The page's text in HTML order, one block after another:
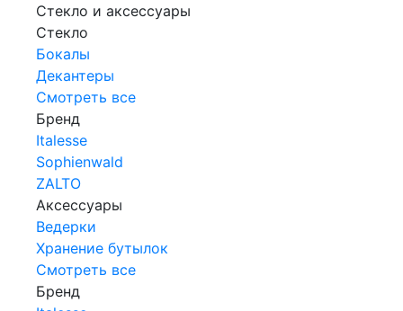
Стекло и аксессуары
Стекло
Бокалы
Декантеры
Смотреть все
Бренд
Italesse
Sophienwald
ZALTO
Аксессуары
Ведерки
Хранение бутылок
Смотреть все
Бренд